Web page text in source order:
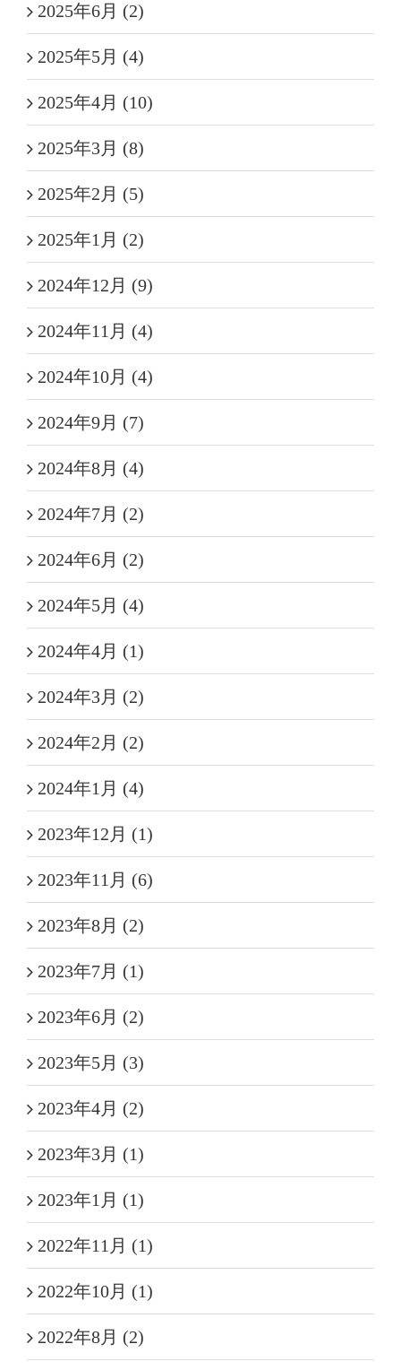
2025年6月 (2)
2025年5月 (4)
2025年4月 (10)
2025年3月 (8)
2025年2月 (5)
2025年1月 (2)
2024年12月 (9)
2024年11月 (4)
2024年10月 (4)
2024年9月 (7)
2024年8月 (4)
2024年7月 (2)
2024年6月 (2)
2024年5月 (4)
2024年4月 (1)
2024年3月 (2)
2024年2月 (2)
2024年1月 (4)
2023年12月 (1)
2023年11月 (6)
2023年8月 (2)
2023年7月 (1)
2023年6月 (2)
2023年5月 (3)
2023年4月 (2)
2023年3月 (1)
2023年1月 (1)
2022年11月 (1)
2022年10月 (1)
2022年8月 (2)